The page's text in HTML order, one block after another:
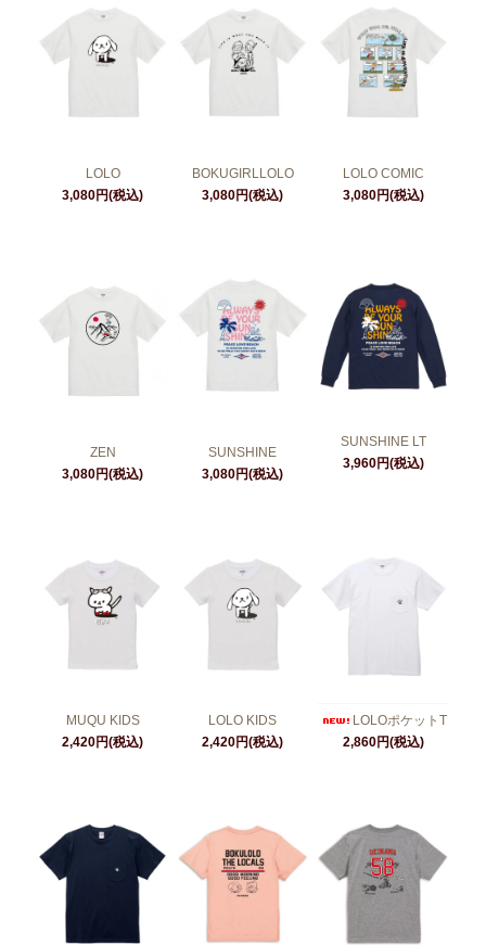
LOLO
3,080円(税込)
BOKUGIRLLOLO
3,080円(税込)
LOLO COMIC
3,080円(税込)
ZEN
3,080円(税込)
SUNSHINE
3,080円(税込)
SUNSHINE LT
3,960円(税込)
MUQU KIDS
2,420円(税込)
LOLO KIDS
2,420円(税込)
LOLOポケットT
2,860円(税込)